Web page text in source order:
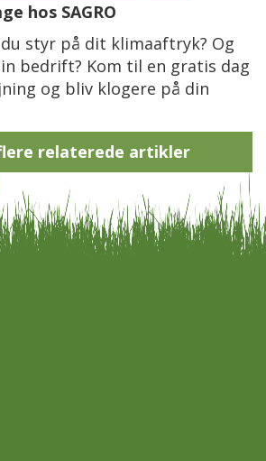
hos SAGRO
styr på dit klimaaftryk? Og
bedrift? Kom til en gratis dag
og bliv klogere på din
relaterede artikler